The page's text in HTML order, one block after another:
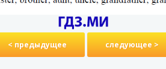
< предыдущее следующее >